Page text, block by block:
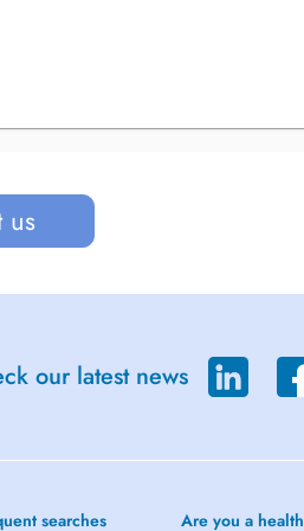
us
our latest news
searches Are you a health